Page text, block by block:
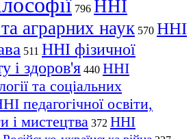
796 ННІ
аграрних наук 570 ННІ
511 ННІ фізичної
і здоров'я 440 ННІ
та соціальних
педагогічної освіти,
і мистецтва 372 ННІ